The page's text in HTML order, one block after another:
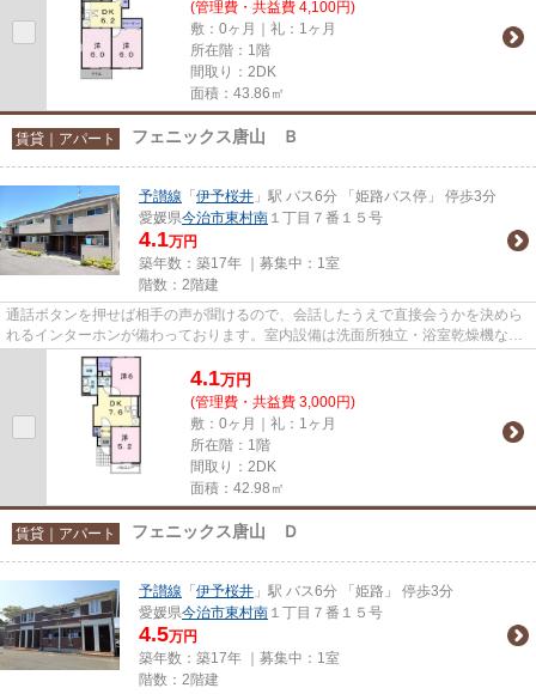
(管理費・共益費 4,100円)
敷：0ヶ月｜礼：1ヶ月
所在階：1階
間取り：2DK
面積：43.86㎡
賃貸｜アパート フェニックス唐山 Ｂ
予讃線 「 伊予桜井 」駅 バス6分 「姫路バス停」 停歩3分
愛媛県今治市東村南 １丁目７番１５号
4.1万円
築年数：築17年 ｜募集中： 1室
階数：2階建
通話ボタンを押せば相手の声が聞けるので、会話したうえで直接会うかを決めら
れるインターホンが備わっております。室内設備は洗面所独立・浴室乾燥機など
充実した設備を備え付けてい...
4.1万円
(管理費・共益費 3,000円)
敷：0ヶ月｜礼：1ヶ月
所在階：1階
間取り：2DK
面積：42.98㎡
賃貸｜アパート フェニックス唐山 Ｄ
予讃線 「 伊予桜井 」駅 バス6分 「姫路」 停歩3分
愛媛県今治市東村南 １丁目７番１５号
4.5万円
築年数：築17年 ｜募集中： 1室
階数：2階建